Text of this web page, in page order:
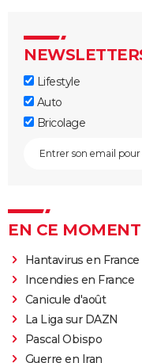
Lifestyle
Auto
Bricolage
EN CE MOMENT
Hantavirus en France
Incendies en France
Canicule d'août
La Liga sur DAZN
Pascal Obispo
Guerre en Iran